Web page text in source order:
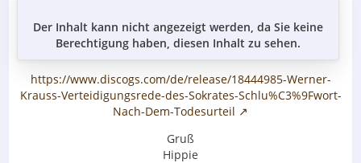
Der Inhalt kann nicht angezeigt werden, da Sie keine
Berechtigung haben, diesen Inhalt zu sehen.
https://www.discogs.com/de/release/18444985-Werner-
Krauss-Verteidigungsrede-des-Sokrates-Schlu%C3%9Fwort-
Nach-Dem-Todesurteil
Gruß
Hippie